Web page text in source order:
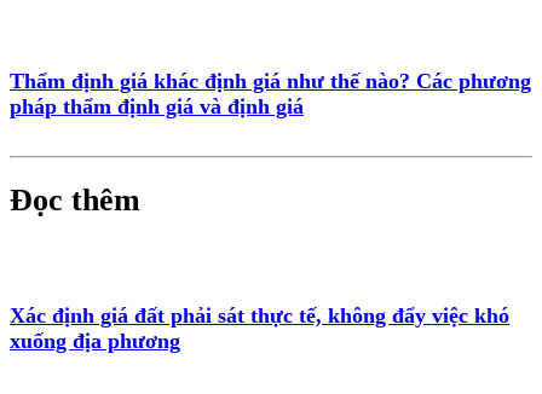
Thẩm định giá khác định giá như thế nào? Các phương
pháp thẩm định giá và định giá
Đọc thêm
Xác định giá đất phải sát thực tế, không đẩy việc khó
xuống địa phương